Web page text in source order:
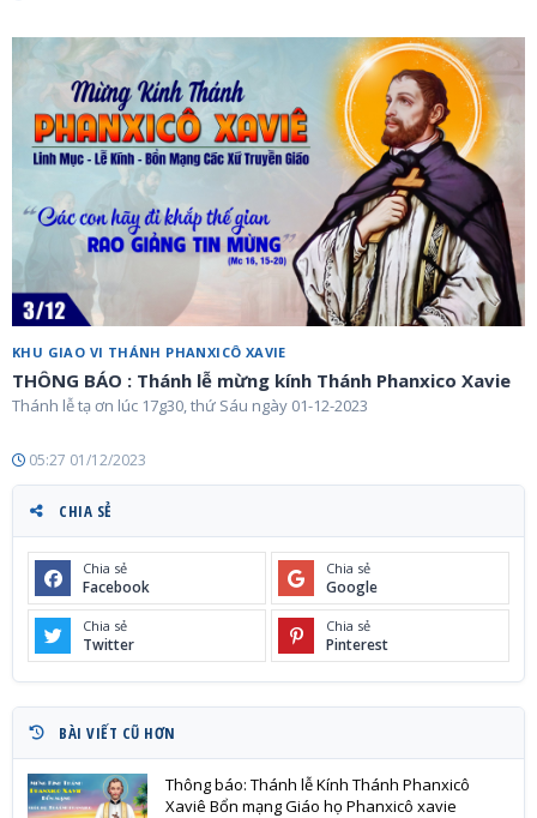
KHU GIAO VI THÁNH PHANXICÔ XAVIE
THÔNG BÁO : Thánh lễ mừng kính Thánh Phanxico Xavie
Thánh lễ tạ ơn lúc 17g30, thứ Sáu ngày 01-12-2023
05:27 01/12/2023
CHIA SẺ
Chia sẻ
Facebook
Chia sẻ
Google
Chia sẻ
Twitter
Chia sẻ
Pinterest
BÀI VIẾT CŨ HƠN
Thông báo: Thánh lễ Kính Thánh Phanxicô
Xaviê Bổn mạng Giáo họ Phanxicô xavie